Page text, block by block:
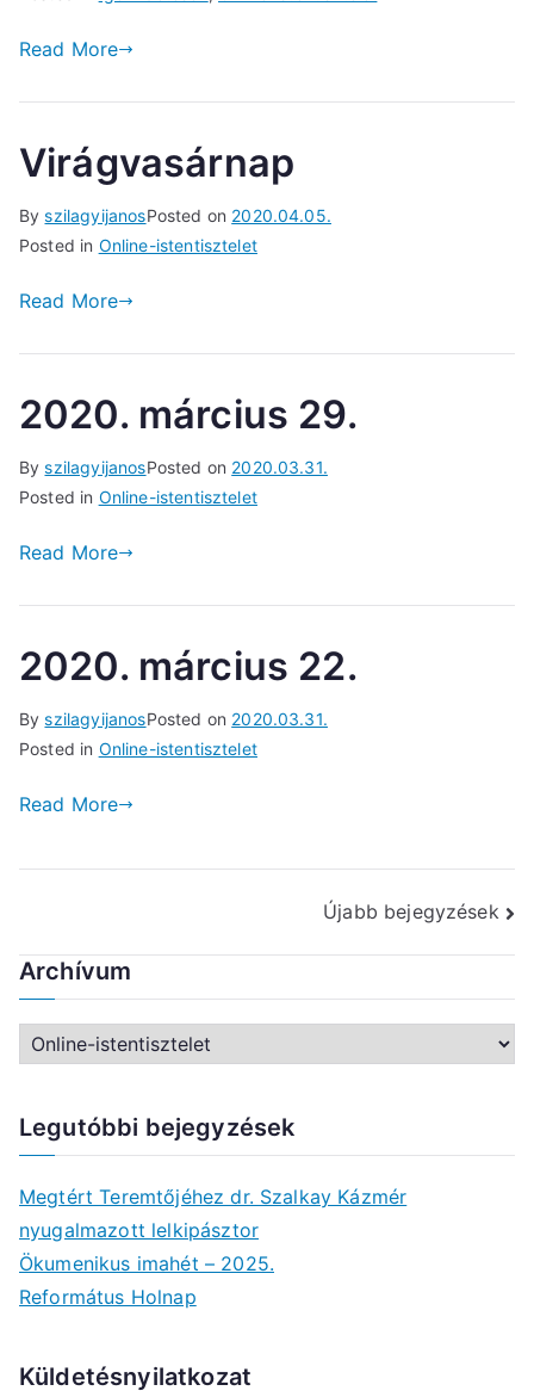
Read More
Virágvasárnap
ByszilagyijanosPosted on 2020.04.05.
Posted in Online-istentisztelet
Read More
2020. március 29.
ByszilagyijanosPosted on 2020.03.31.
Posted in Online-istentisztelet
Read More
2020. március 22.
ByszilagyijanosPosted on 2020.03.31.
Posted in Online-istentisztelet
Read More
navigáció
Újabb bejegyzések
Archívum
r
h
v
u
m
Legutóbbi bejegyzések
Megtért Teremtőjéhez dr. Szalkay Kázmér
nyugalmazott lelkipásztor
Ökumenikus imahét – 2025.
Református Holnap
Küldetésnyilatkozat